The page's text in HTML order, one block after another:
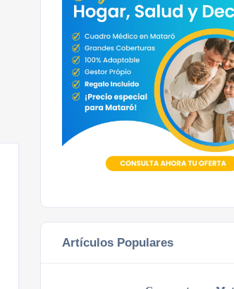
Artículos Populares